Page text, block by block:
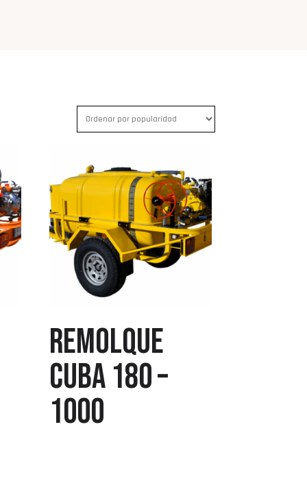
Remolque
cuba 180 –
1000